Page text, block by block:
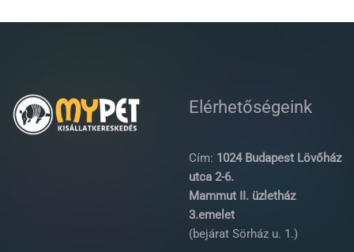
Elérhetőségeink
Cím: 1024 Budapest Lövőház
utca 2-6.
Mammut II. üzletház
3.emelet
(bejárat Sörház u. 1.)